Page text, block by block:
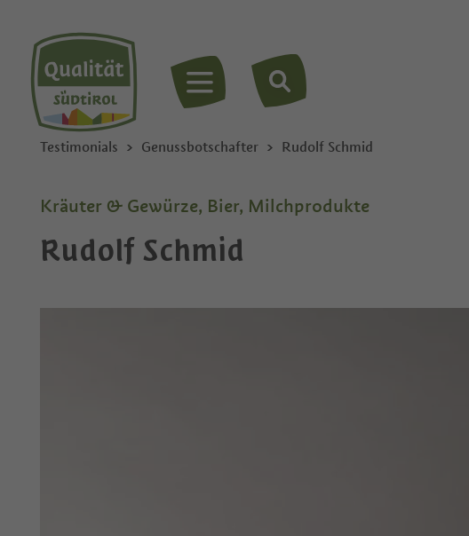
MENÜ
Testimonials Genussbotschafter Rudolf Schmid
Kräuter & Gewürze, Bier, Milchprodukte
Rudolf Schmid